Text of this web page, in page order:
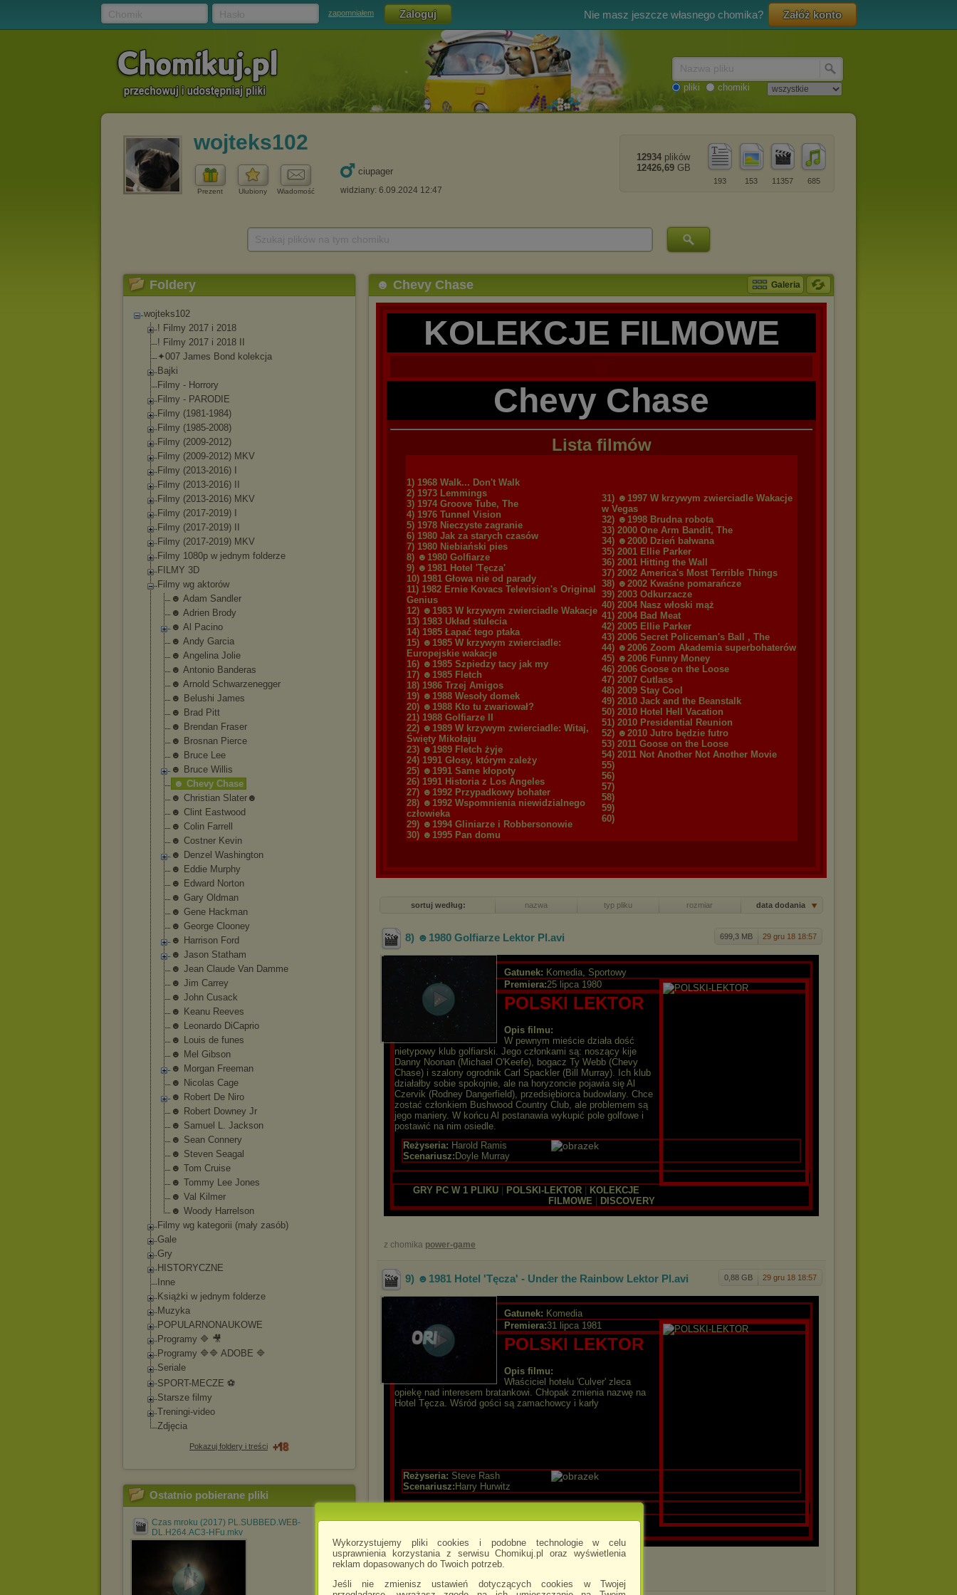
Wykorzystujemy pliki cookies i podobne technologie w celu
usprawnienia korzystania z serwisu Chomikuj.pl oraz wyświetlenia
reklam dopasowanych do Twoich potrzeb.
Jeśli nie zmienisz ustawień dotyczących cookies w Twojej
zapomniałem Nie masz jeszcze własnego chomika? Załóż konto
pliki chomiki
wojteks102
Prezent Ulubiony Wiadomość
ciupager
widziany: 6.09.2024 12:47
685
11357
153
193
12934 plików
12426,69 GB
Foldery
wojteks102
! Filmy 2017 i 2018
! Filmy 2017 i 2018 II
✦007 James Bond kolekcja
Bajki
Filmy - Horrory
Filmy - PARODIE
Filmy (1981-1984)
Filmy (1985-2008)
Filmy (2009-2012)
Filmy (2009-2012) MKV
Filmy (2013-2016) I
Filmy (2013-2016) II
Filmy (2013-2016) MKV
Filmy (2017-2019) I
Filmy (2017-2019) II
Filmy (2017-2019) MKV
Filmy 1080p w jednym folderze
FILMY 3D
Filmy wg aktorów
☻ Adam Sandler
☻ Adrien Brody
☻ Al Pacino
☻ Andy Garcia
☻ Angelina Jolie
☻ Antonio Banderas
☻ Arnold Schwarzenegger
☻ Belushi James
☻ Brad Pitt
☻ Brendan Fraser
☻ Brosnan Pierce
☻ Bruce Lee
☻ Bruce Willis
☻ Chevy Chase
☻ Christian Slater☻
☻ Clint Eastwood
☻ Colin Farrell
☻ Costner Kevin
☻ Denzel Washington
☻ Eddie Murphy
☻ Edward Norton
☻ Gary Oldman
☻ Gene Hackman
☻ George Clooney
☻ Harrison Ford
☻ Jason Statham
☻ Jean Claude Van Damme
☻ Jim Carrey
☻ John Cusack
☻ Keanu Reeves
☻ Leonardo DiCaprio
☻ Louis de funes
☻ Mel Gibson
☻ Morgan Freeman
☻ Nicolas Cage
☻ Robert De Niro
☻ Robert Downey Jr
☻ Samuel L. Jackson
☻ Sean Connery
☻ Steven Seagal
☻ Tom Cruise
☻ Tommy Lee Jones
☻ Val Kilmer
☻ Woody Harrelson
Filmy wg kategorii (mały zasób)
Gale
Gry
HISTORYCZNE
Inne
Książki w jednym folderze
Muzyka
POPULARNONAUKOWE
Programy 🔷 🎥
Programy 🔷🔷 ADOBE 🔷
Seriale
SPORT-MECZE ⚽
Starsze filmy
Treningi-video
Zdjęcia
Pokazuj foldery i treści
Ostatnio pobierane pliki
Czas mroku (2017) PL.SUBBED.WEB-
DL.H264.AC3-HFu.mkv
☻ Chevy Chase Galeria
KOLEKCJE FILMOWE
Chevy Chase
Lista filmów
1) 1968 Walk... Don't Walk
2) 1973 Lemmings
3) 1974 Groove Tube, The
4) 1976 Tunnel Vision
5) 1978 Nieczyste zagranie
6) 1980 Jak za starych czasów
7) 1980 Niebiański pies
8) ☻1980 Golfiarze
9) ☻1981 Hotel 'Tęcza'
10) 1981 Głowa nie od parady
11) 1982 Ernie Kovacs Television's Original
Genius
12) ☻1983 W krzywym zwierciadle Wakacje
13) 1983 Układ stulecia
14) 1985 Łapać tego ptaka
15) ☻1985 W krzywym zwierciadle:
Europejskie wakacje
16) ☻1985 Szpiedzy tacy jak my
17) ☻1985 Fletch
18) 1986 Trzej Amigos
19) ☻1988 Wesoły domek
20) ☻1988 Kto tu zwariował?
21) 1988 Golfiarze II
22) ☻1989 W krzywym zwierciadle: Witaj,
Święty Mikołaju
23) ☻1989 Fletch żyje
24) 1991 Głosy, którym zależy
25) ☻1991 Same kłopoty
26) 1991 Historia z Los Angeles
27) ☻1992 Przypadkowy bohater
28) ☻1992 Wspomnienia niewidzialnego
człowieka
29) ☻1994 Gliniarze i Robbersonowie
30) ☻1995 Pan domu
31) ☻1997 W krzywym zwierciadle Wakacje
w Vegas
32) ☻1998 Brudna robota
33) 2000 One Arm Bandit, The
34) ☻2000 Dzień bałwana
35) 2001 Ellie Parker
36) 2001 Hitting the Wall
37) 2002 America's Most Terrible Things
38) ☻2002 Kwaśne pomarańcze
39) 2003 Odkurzacze
40) 2004 Nasz włoski mąż
41) 2004 Bad Meat
42) 2005 Ellie Parker
43) 2006 Secret Policeman's Ball , The
44) ☻2006 Zoom Akademia superbohaterów
45) ☻2006 Funny Money
46) 2006 Goose on the Loose
47) 2007 Cutlass
48) 2009 Stay Cool
49) 2010 Jack and the Beanstalk
50) 2010 Hotel Hell Vacation
51) 2010 Presidential Reunion
52) ☻2010 Jutro będzie futro
53) 2011 Goose on the Loose
54) 2011 Not Another Not Another Movie
55)
56)
57)
58)
59)
60)
sortuj według: nazwa typ pliku rozmiar data dodania
699,3 MB 29 gru 18 18:57
8) ☻1980 Golfiarze Lektor Pl .avi
Gatunek: Komedia, Sportowy
Premiera:25 lipca 1980
POLSKI LEKTOR
Opis filmu:
W pewnym mieście działa dość
nietypowy klub golfiarski. Jego członkami są: noszący kije
Danny Noonan (Michael O'Keefe), bogacz Ty Webb (Chevy
Chase) i szalony ogrodnik Carl Spackler (Bill Murray). Ich klub
działałby sobie spokojnie, ale na horyzoncie pojawia się Al
Czervik (Rodney Dangerfield), przedsiębiorca budowlany. Chce
zostać członkiem Bushwood Country Club, ale problemem są
jego maniery. W końcu Al postanawia wykupić pole golfowe i
postawić na nim osiedle.
Reżyseria: Harold Ramis
Scenariusz: Doyle Murray
GRY PC W 1 PLIKU| POLSKI-LEKTOR|
KOLEKCJE
FILMOWE
DISCOVERY
z chomika power-game
0,88 GB 29 gru 18 18:57
9) ☻1981 Hotel 'Tęcza' - Under the Rainbow Lektor Pl .avi
Gatunek: Komedia
Premiera:31 lipca 1981
POLSKI LEKTOR
Opis filmu:
Właściciel hotelu 'Culver' zleca
opiekę nad interesem bratankowi. Chłopak zmienia nazwę na
Hotel Tęcza. Wśród gości są zamachowcy i karły
Reżyseria: Steve Rash
Scenariusz: Harry Hurwitz
GRY PC W 1 PLIKU|POLSKI-LEKTOR|KOLEKCJE